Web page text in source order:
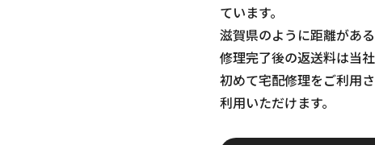
ています。
滋賀県のように距離があ
修理完了後の返送料は当
初めて宅配修理をご利用
利用いただけます。